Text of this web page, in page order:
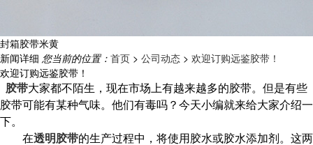
封箱胶带米黄
新闻详细 您当前的位置： 首页 > 公司动态 > 欢迎订购远鉴胶带！
欢迎订购远鉴胶带！
胶带大家都不陌生，现在市场上有越来越多的胶带。但是有些
胶带可能有某种气味。他们有毒吗？今天小编就来给大家介绍一
下。
在透明胶带的生产过程中，将使用胶水或胶水添加剂。这两